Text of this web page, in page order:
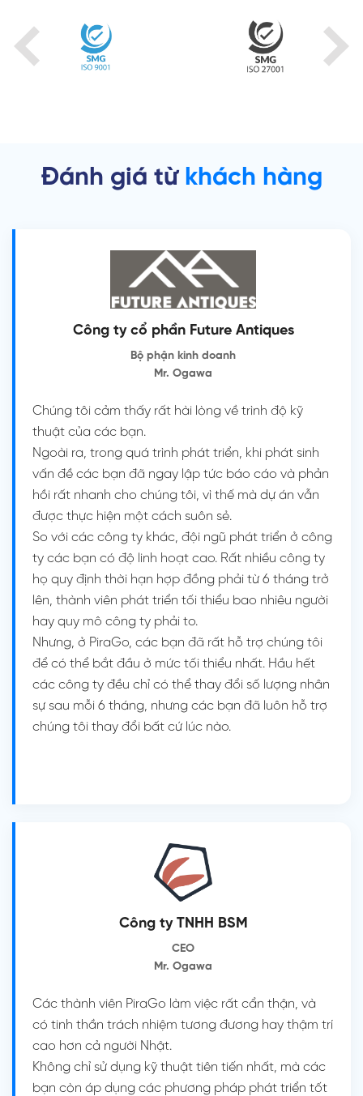
Đánh giá từ khách hàng
Công ty cổ phần Future Antiques
Bộ phận kinh doanh
Mr. Ogawa
Chúng tôi cảm thấy rất hài lòng về trình độ kỹ
thuật của các bạn.
Ngoài ra, trong quá trình phát triển, khi phát sinh
vấn đề các bạn đã ngay lập tức báo cáo và phản
hồi rất nhanh cho chúng tôi, vì thế mà dự án vẫn
được thực hiện một cách suôn sẻ.
So với các công ty khác, đội ngũ phát triển ở công
ty các bạn có độ linh hoạt cao. Rất nhiều công ty
họ quy định thời hạn hợp đồng phải từ 6 tháng trở
lên, thành viên phát triển tối thiểu bao nhiêu người
hay quy mô công ty phải to.
Nhưng, ở PiraGo, các bạn đã rất hỗ trợ chúng tôi
để có thể bắt đầu ở mức tối thiểu nhất. Hầu hết
các công ty đều chỉ có thể thay đổi số lượng nhân
sự sau mỗi 6 tháng, nhưng các bạn đã luôn hỗ trợ
chúng tôi thay đổi bất cứ lúc nào.
Công ty TNHH BSM
CEO
Mr. Ogawa
Các thành viên PiraGo làm việc rất cẩn thận, và
có tinh thần trách nhiệm tương đương hay thậm trí
cao hơn cả người Nhật.
Không chỉ sử dụng kỹ thuật tiên tiến nhất, mà các
bạn còn áp dụng các phương pháp phát triển tốt